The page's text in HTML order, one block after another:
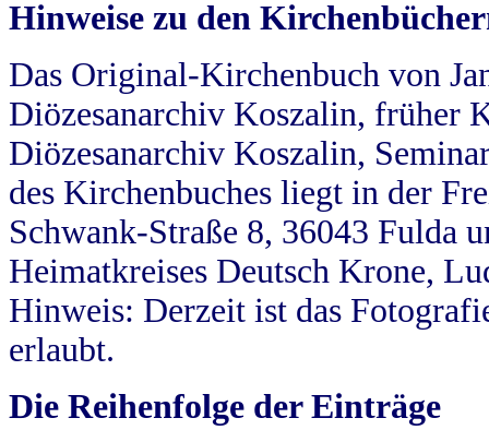
Hinweise zu den
Das Original-Kirchenbuch von
Diözesanarchiv Koszalin, früher
Diözesanarchiv Koszalin,
des Kirchenbuches liegt in der
Schwank-Straße 8, 36043 Fulda
Heimatkreises Deutsch Krone,
Hinweis: Derzeit ist das
erlaubt.
Die Reihenfolge der Einträge